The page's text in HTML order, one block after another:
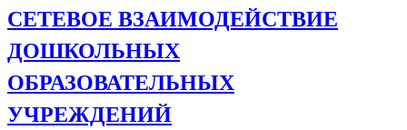
СЕТЕВОЕ ВЗАИМОДЕЙСТВИЕ
ДОШКОЛЬНЫХ
ОБРАЗОВАТЕЛЬНЫХ
УЧРЕЖДЕНИЙ